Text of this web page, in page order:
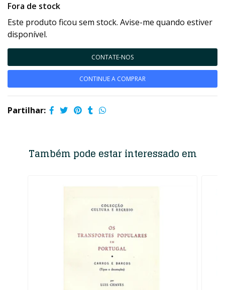
Fora de stock
Este produto ficou sem stock. Avise-me quando estiver
disponível.
CONTATE-NOS
CONTINUE A COMPRAR
Partilhar:
Também pode estar interessado em